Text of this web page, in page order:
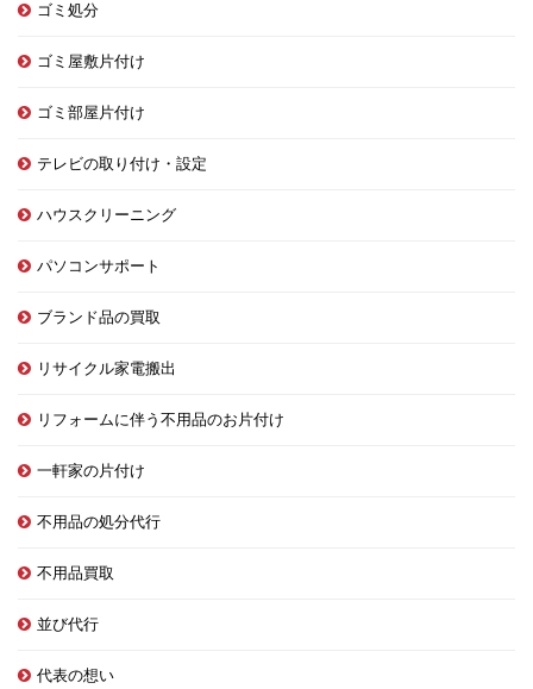
ゴミ処分
ゴミ屋敷片付け
ゴミ部屋片付け
テレビの取り付け・設定
ハウスクリーニング
パソコンサポート
ブランド品の買取
リサイクル家電搬出
リフォームに伴う不用品のお片付け
一軒家の片付け
不用品の処分代行
不用品買取
並び代行
代表の想い